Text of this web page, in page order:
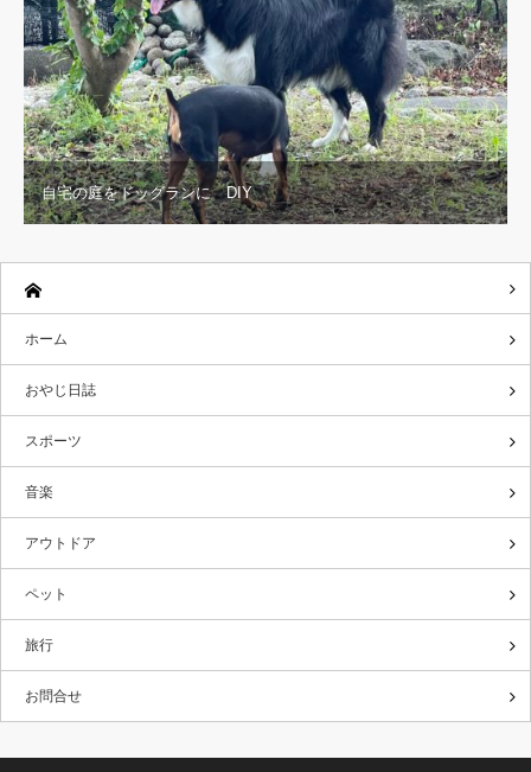
自宅の庭をドッグランに DIY
ホーム
おやじ日誌
スポーツ
音楽
アウトドア
ペット
旅行
お問合せ